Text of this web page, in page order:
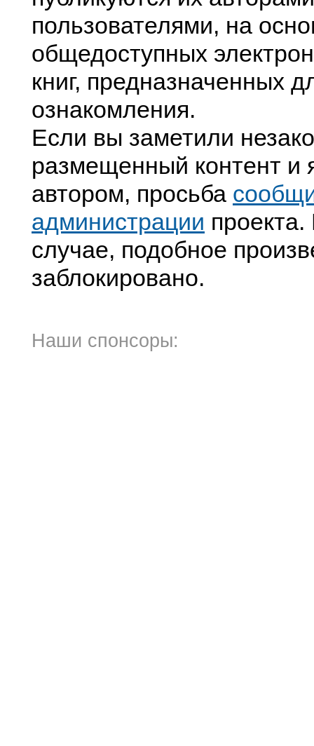
пользователями, на
общедоступных
книг, предназначенных
ознакомления.
Если вы заметили
размещенный контент и
автором, просьба
администрации
случае, подобное
заблокировано.
Наши спонсоры: